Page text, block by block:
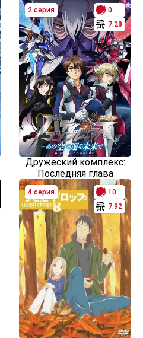
2 серия
0
7.28
Дружеский комплекс:
Последняя глава
4 серия
10
7.92